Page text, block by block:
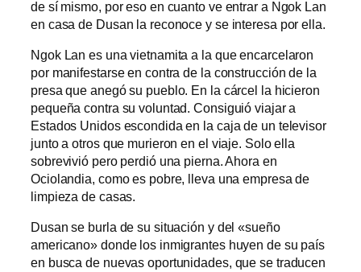
de sí mismo, por eso en cuanto ve entrar a Ngok Lan
en casa de Dusan la reconoce y se interesa por ella.
Ngok Lan es una vietnamita a la que encarcelaron
por manifestarse en contra de la construcción de la
presa que anegó su pueblo. En la cárcel la hicieron
pequeña contra su voluntad. Consiguió viajar a
Estados Unidos escondida en la caja de un televisor
junto a otros que murieron en el viaje. Solo ella
sobrevivió pero perdió una pierna. Ahora en
Ociolandia, como es pobre, lleva una empresa de
limpieza de casas.
Dusan se burla de su situación y del «sueño
americano» donde los inmigrantes huyen de su país
en busca de nuevas oportunidades, que se traducen